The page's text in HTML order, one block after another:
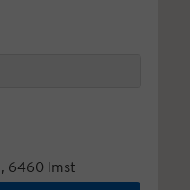
zu Fuß
6460 Imst